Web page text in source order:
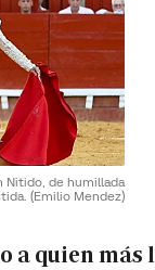
Nitido, de humillada
(Emilio Mendez)
a quien más